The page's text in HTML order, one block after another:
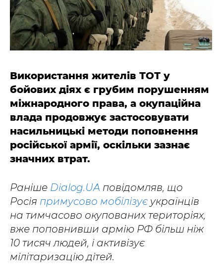
Використання жителів ТОТ у
бойових діях є грубим порушенням
міжнародного права, а окупаційна
влада продовжує застосовувати
насильницькі методи поповнення
російської армії, оскільки зазнає
значних втрат.
Раніше Dialog.UA повідомляв, що
Росія примусово мобілізуєукраїнців
на тимчасово окупованих територіях,
вже поповнивши армію РФ більш ніж
10 тисяч людей, і активізує
мілітаризацію дітей.